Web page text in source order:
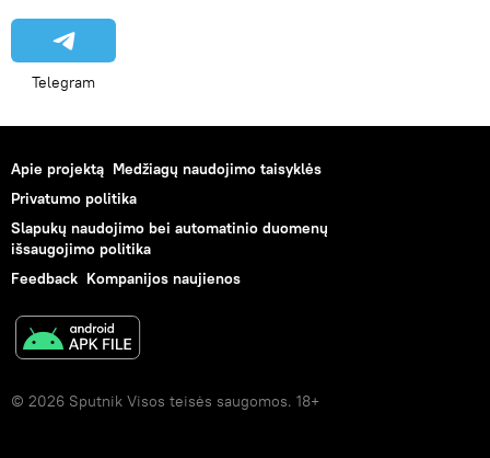
Telegram
Apie projektą Medžiagų naudojimo taisyklės
Privatumo politika
Slapukų naudojimo bei automatinio duomenų
išsaugojimo politika
Feedback Kompanijos naujienos
© 2026 Sputnik Visos teisės saugomos. 18+